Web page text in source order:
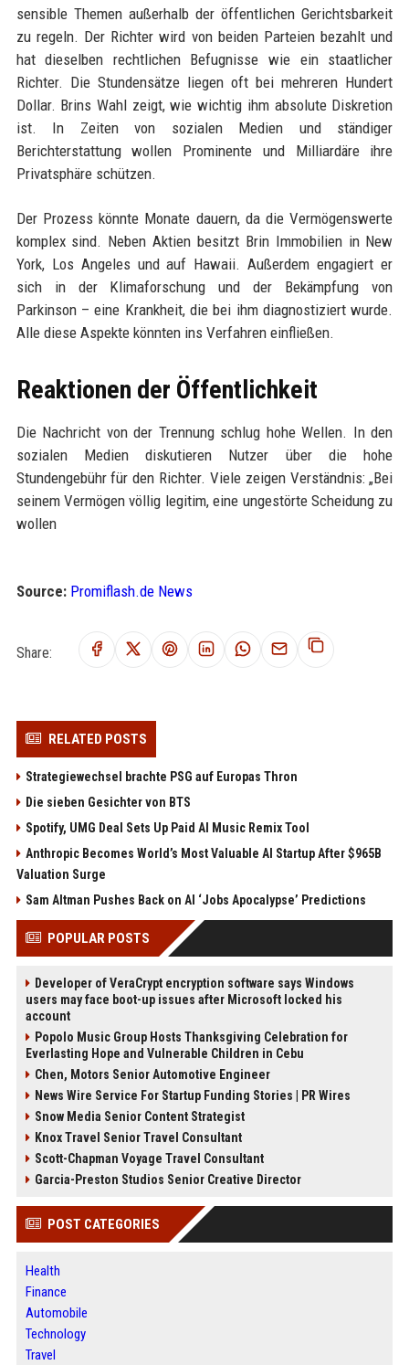
sensible Themen außerhalb der öffentlichen Gerichtsbarkeit
zu regeln. Der Richter wird von beiden Parteien bezahlt und
hat dieselben rechtlichen Befugnisse wie ein staatlicher
Richter. Die Stundensätze liegen oft bei mehreren Hundert
Dollar. Brins Wahl zeigt, wie wichtig ihm absolute Diskretion
ist. In Zeiten von sozialen Medien und ständiger
Berichterstattung wollen Prominente und Milliardäre ihre
Privatsphäre schützen.
Der Prozess könnte Monate dauern, da die Vermögenswerte
komplex sind. Neben Aktien besitzt Brin Immobilien in New
York, Los Angeles und auf Hawaii. Außerdem engagiert er
sich in der Klimaforschung und der Bekämpfung von
Parkinson – eine Krankheit, die bei ihm diagnostiziert wurde.
Alle diese Aspekte könnten ins Verfahren einfließen.
Reaktionen der Öffentlichkeit
Die Nachricht von der Trennung schlug hohe Wellen. In den
sozialen Medien diskutieren Nutzer über die hohe
Stundengebühr für den Richter. Viele zeigen Verständnis: „Bei
seinem Vermögen völlig legitim, eine ungestörte Scheidung zu
wollen
Source: Promiflash.de News
Share:
RELATED POSTS
Strategiewechsel brachte PSG auf Europas Thron
Die sieben Gesichter von BTS
Spotify, UMG Deal Sets Up Paid AI Music Remix Tool
Anthropic Becomes World’s Most Valuable AI Startup After $965B
Valuation Surge
Sam Altman Pushes Back on AI ‘Jobs Apocalypse’ Predictions
POPULAR POSTS
Developer of VeraCrypt encryption software says Windows
users may face boot-up issues after Microsoft locked his
account
Popolo Music Group Hosts Thanksgiving Celebration for
Everlasting Hope and Vulnerable Children in Cebu
Chen, Motors Senior Automotive Engineer
News Wire Service For Startup Funding Stories | PR Wires
Snow Media Senior Content Strategist
Knox Travel Senior Travel Consultant
Scott-Chapman Voyage Travel Consultant
Garcia-Preston Studios Senior Creative Director
POST CATEGORIES
Health
Finance
Automobile
Technology
Travel